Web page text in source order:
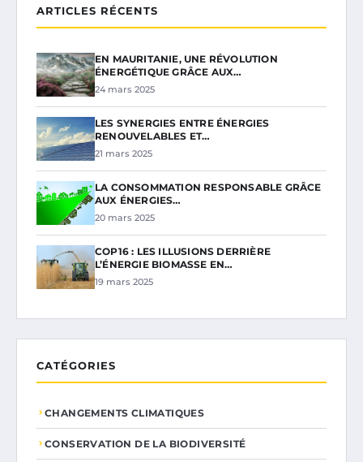
ARTICLES RÉCENTS
EN MAURITANIE, UNE RÉVOLUTION
ÉNERGÉTIQUE GRÂCE AUX…
24 mars 2025
LES SYNERGIES ENTRE ÉNERGIES
RENOUVELABLES ET…
21 mars 2025
LA CONSOMMATION RESPONSABLE GRÂCE
AUX ÉNERGIES…
20 mars 2025
COP16 : LES ILLUSIONS DERRIÈRE
L’ÉNERGIE BIOMASSE EN…
19 mars 2025
CATÉGORIES
CHANGEMENTS CLIMATIQUES
CONSERVATION DE LA BIODIVERSITÉ